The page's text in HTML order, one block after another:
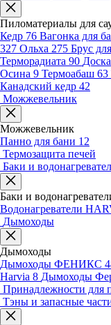
Пиломатериалы для
Кедр 76 Вагонка для
327 Ольха 275 Брус
Терморадиата 90
Осина 9 Термоабаш 63
Канадский кедр 42
Можжевельник
Можжевельник
Панно для бани 12
Термозащита печей
Баки и
Баки и
Водонагреватели
Дымоходы
Дымоходы
Дымоходы ФЕНИКС
Harvia 8 Дымоходы
Принадлежности для
Тэны и запасные